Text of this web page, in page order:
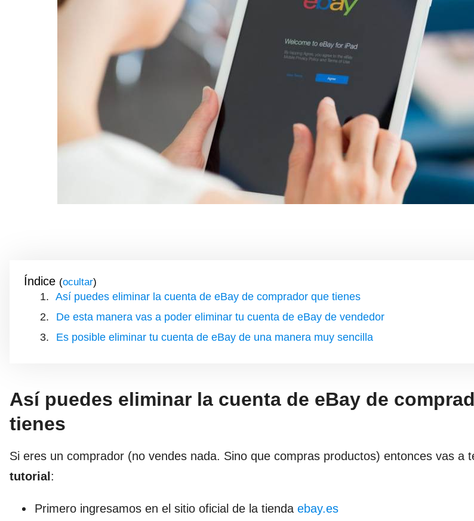
Índice ( )
Así puedes eliminar la cuenta de eBay de comprador que tienes
De esta manera vas a poder eliminar tu cuenta de eBay de vendedor
Es posible eliminar tu cuenta de eBay de una manera muy sencilla
Así puedes eliminar la cuenta de eBay de
tienes
Si eres un comprador (no vendes nada. Sino que compras productos) entonces vas a
tutorial:
Primero ingresamos en el sitio oficial de la tienda ebay.es